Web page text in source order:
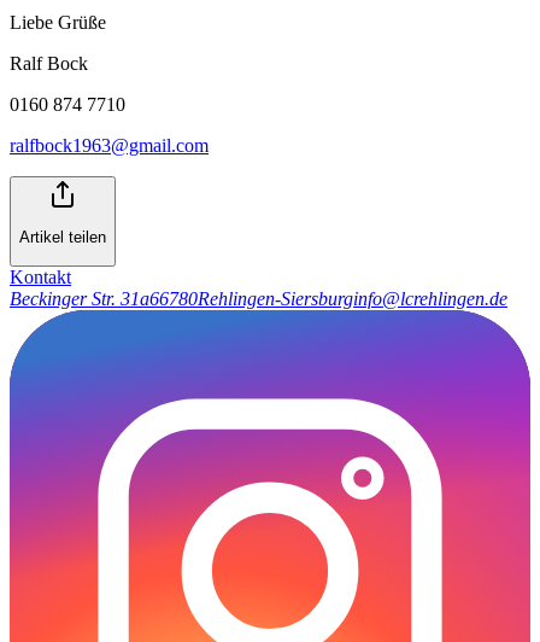
Liebe Grüße
Ralf Bock
0160 874 7710
ralfbock1963@gmail.com
Artikel teilen
Kontakt
Beckinger Str. 31a66780Rehlingen-Siersburginfo@lcrehlingen.de